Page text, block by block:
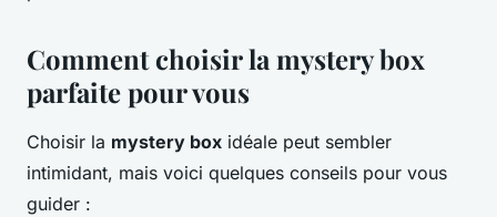
Comment choisir la mystery box
parfaite pour vous
Choisir la mystery box idéale peut sembler
intimidant, mais voici quelques conseils pour vous
guider :